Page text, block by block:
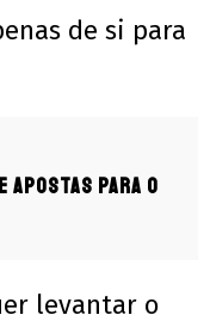
de si para
apostas para o
levantar o